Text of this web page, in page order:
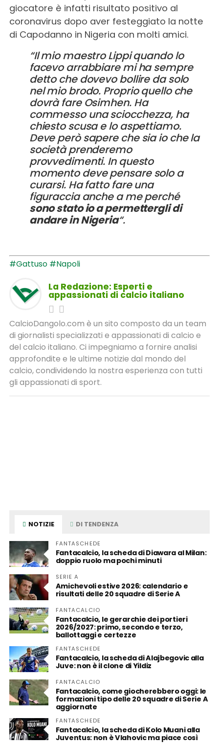
giocatore è infatti risultato positivo al
coronavirus dopo aver festeggiato la notte
di Capodanno in Nigeria con molti amici.
“Il mio maestro Lippi quando lo
facevo arrabbiare mi ha sempre
detto che dovevo bollire da solo
nel mio brodo. Proprio quello che
dovrà fare Osimhen. Ha
commesso una sciocchezza, ha
chiesto scusa e lo aspettiamo.
Deve però sapere che sia io che la
società prenderemo
provvedimenti. In questo
momento deve pensare solo a
curarsi. Ha fatto fare una
figuraccia anche a me perché
sono stato io a permettergli di
andare in Nigeria“.
#Gattuso #Napoli
La Redazione: Esperti e
appassionati di calcio italiano
CalcioDangolo.com è un sito composto da un team
di giornalisti specializzati e appassionati di calcio e
del calcio italiano. Ci impegniamo a fornire analisi
approfondite e le ultime notizie dal mondo del
calcio, condividendo la nostra esperienza con tutti
gli appassionati di sport.
NOTIZIE DI TENDENZA
FANTASCHEDE
Fantacalcio, la scheda di Diawara al Milan:
doppio ruolo ma pochi minuti
SERIE A
Amichevoli estive 2026: calendario e
risultati delle 20 squadre di Serie A
FANTACALCIO
Fantacalcio, le gerarchie dei portieri
2026/2027: primo, secondo e terzo,
ballottaggi e certezze
FANTASCHEDE
Fantacalcio, la scheda di Alajbegovic alla
Juve: non è il clone di Yildiz
FANTACALCIO
Fantacalcio, come giocherebbero oggi: le
formazioni tipo delle 20 squadre di Serie A
aggiornate
FANTASCHEDE
Fantacalcio, la scheda di Kolo Muani alla
Juventus: non è Vlahovic ma piace così